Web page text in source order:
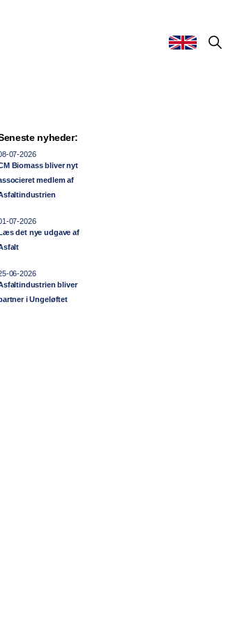
nyheder:
07-2026
Biomass bliver nyt
medlem af
07-2026
det nye udgave af
06-2026
bliver
i Ungeløftet